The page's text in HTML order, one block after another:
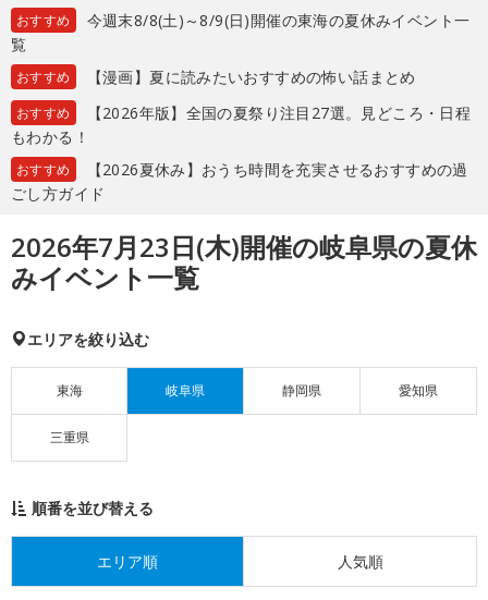
おすすめ
今週末8/8(土)～8/9(日)開催の東海の夏休みイベント一
覧
おすすめ 【漫画】夏に読みたいおすすめの怖い話まとめ
おすすめ
【2026年版】全国の夏祭り注目27選。見どころ・日程
もわかる！
おすすめ
【2026夏休み】おうち時間を充実させるおすすめの過
ごし方ガイド
2026年7月23日(木)開催の岐阜県の夏休
みイベント一覧
エリアを絞り込む
東海 岐阜県 静岡県 愛知県
三重県
順番を並び替える
エリア順 人気順